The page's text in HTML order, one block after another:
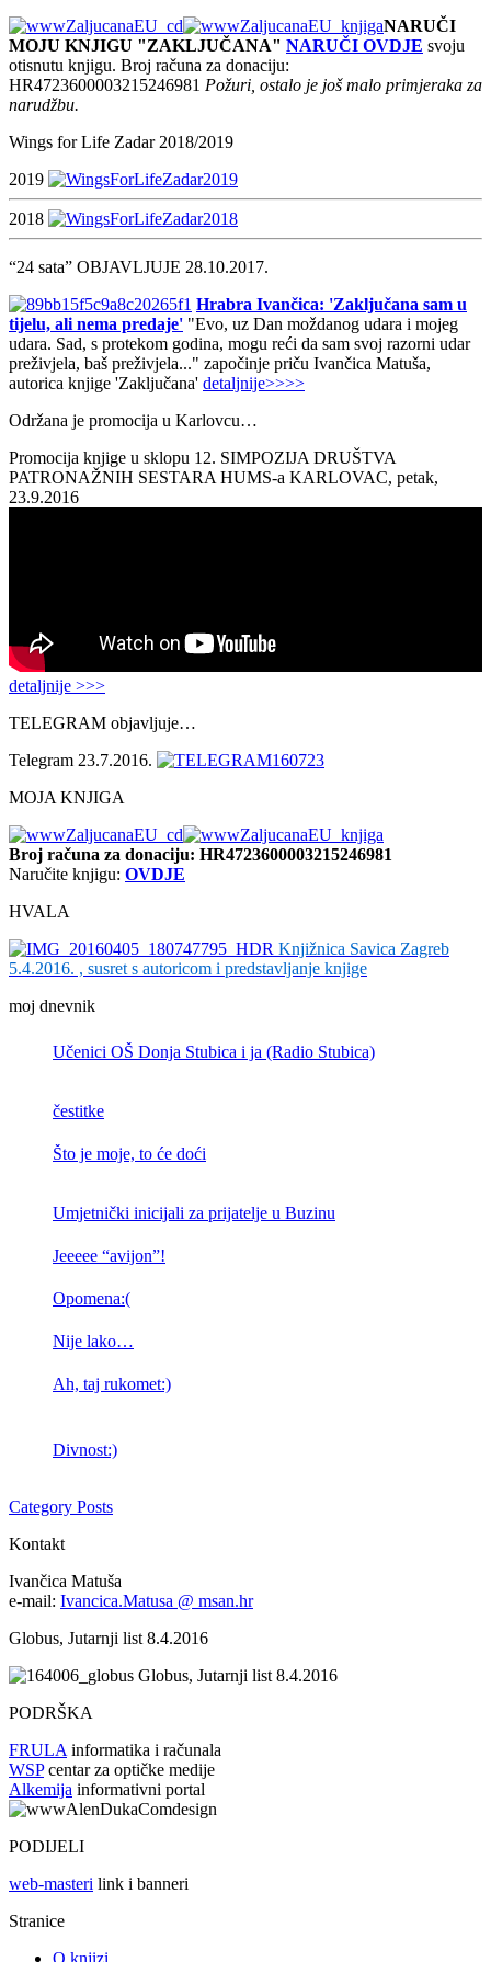
NARUČI
MOJU KNJIGU "ZAKLJUČANA" NARUČI OVDJE svoju
otisnutu knjigu. Broj računa za donaciju:
HR4723600003215246981 Požuri, ostalo je još malo primjeraka za
narudžbu.
Wings for Life Zadar 2018/2019
2019
2018
“24 sata” OBJAVLJUJE 28.10.2017.
Hrabra Ivančica: 'Zaključana sam u
tijelu, ali nema predaje' "Evo, uz Dan moždanog udara i mojeg
udara. Sad, s protekom godina, mogu reći da sam svoj razorni udar
preživjela, baš preživjela..." započinje priču Ivančica Matuša,
autorica knjige 'Zaključana' detaljnije>>>>
Održana je promocija u Karlovcu…
Promocija knjige u sklopu 12. SIMPOZIJA DRUŠTVA
PATRONAŽNIH SESTARA HUMS-a KARLOVAC, petak,
23.9.2016
detaljnije >>>
TELEGRAM objavljuje…
Telegram 23.7.2016.
MOJA KNJIGA
Broj računa za donaciju: HR4723600003215246981
Naručite knjigu: OVDJE
HVALA
Knjižnica Savica Zagreb
5.4.2016. , susret s autoricom i predstavljanje knjige
moj dnevnik
Učenici OŠ Donja Stubica i ja (Radio Stubica)
čestitke
Što je moje, to će doći
Umjetnički inicijali za prijatelje u Buzinu
Jeeeee “avijon”!
Opomena:(
Nije lako…
Ah, taj rukomet:)
Divnost:)
Category Posts
Kontakt
Ivančica Matuša
e-mail: Ivancica.Matusa @ msan.hr
Globus, Jutarnji list 8.4.2016
Globus, Jutarnji list 8.4.2016
PODRŠKA
FRULA informatika i računala
WSPcentar za optičke medije
Alkemija informativni portal
PODIJELI
web-masteri link i banneri
Stranice
O knjizi